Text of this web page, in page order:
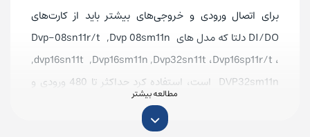
برای اتصال ورودی و خروجی‌های بیشتر باید از کارت‌های
DI/DO دلتا که مدل های Dvp-08sn11r/t ,Dvp 08sm11n
,dvp16sn11t ,Dvp16sm11n ,Dvp32sn11t ،Dvp16sp11r/t ،
DVP32sm11n است، استفاده کرد حداکثر تا 480 ورودی و
خروجی انالوگ میتوان به plc اضافه نمود. برای دریافت
تعمیر پی ال سی دلتا